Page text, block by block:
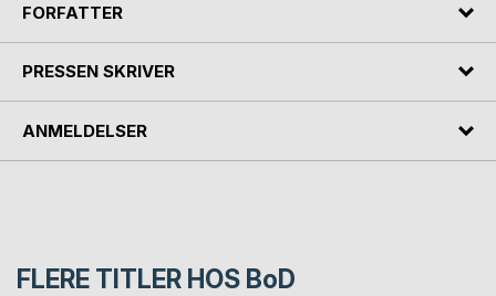
FORFATTER
PRESSEN SKRIVER
ANMELDELSER
FLERE TITLER HOS BoD